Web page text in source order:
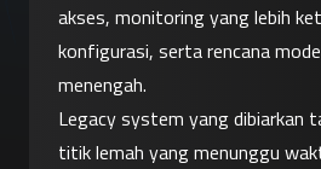
akses, monitoring yang lebih
konfigurasi, serta rencana
menengah.
Legacy system yang dibiarkan
titik lemah yang menunggu